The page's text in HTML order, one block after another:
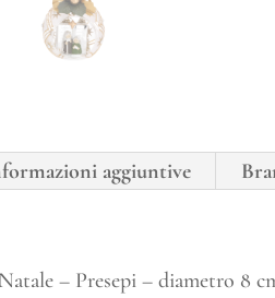
aggiuntive
– Presepi – diametro 8